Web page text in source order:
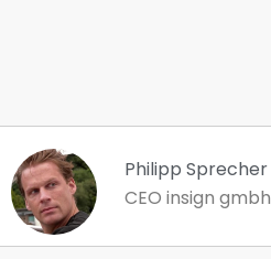
Philipp Sprecher
CEO insign gmbh